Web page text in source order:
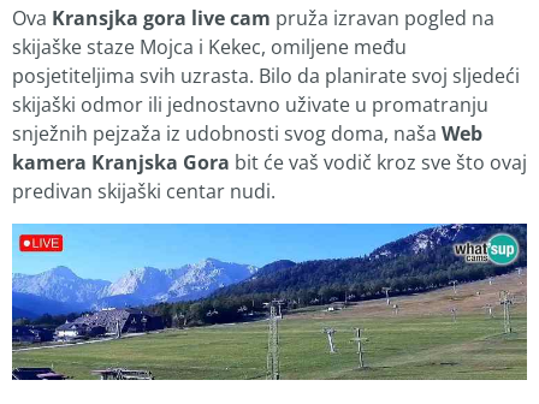
Ova Kransjka gora live cam pruža izravan pogled na
skijaške staze Mojca i Kekec, omiljene među
posjetiteljima svih uzrasta. Bilo da planirate svoj sljedeći
skijaški odmor ili jednostavno uživate u promatranju
snježnih pejzaža iz udobnosti svog doma, naša Web
kamera Kranjska Gora bit će vaš vodič kroz sve što ovaj
predivan skijaški centar nudi.